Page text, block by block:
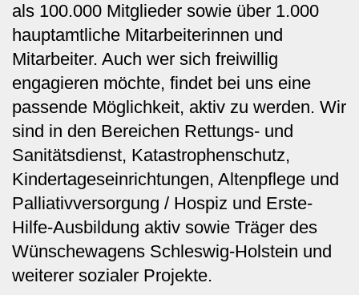
als 100.000 Mitglieder sowie über 1.000
hauptamtliche Mitarbeiterinnen und
Mitarbeiter. Auch wer sich freiwillig
engagieren möchte, findet bei uns eine
passende Möglichkeit, aktiv zu werden. Wir
sind in den Bereichen Rettungs- und
Sanitätsdienst, Katastrophenschutz,
Kindertageseinrichtungen, Altenpflege und
Palliativversorgung / Hospiz und Erste-
Hilfe-Ausbildung aktiv sowie Träger des
Wünschewagens Schleswig-Holstein und
weiterer sozialer Projekte.